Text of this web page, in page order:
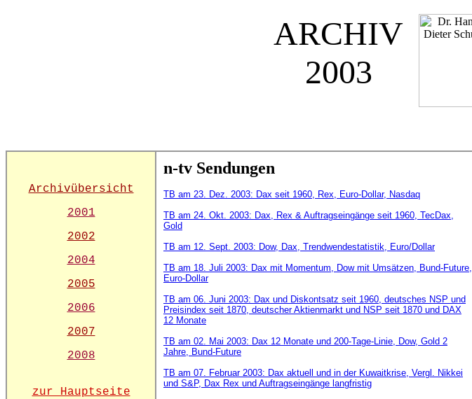
ARCHIV
2003
Archivübersicht
2001
2002
2004
2005
2006
2007
2008
zur Hauptseite
n-tv Sendungen
TB am 23. Dez. 2003: Dax seit 1960, Rex, Euro-Dollar, Nasdaq
TB am 24. Okt. 2003: Dax, Rex & Auftragseingänge seit 1960, TecDax,
Gold
TB am 12. Sept. 2003: Dow, Dax, Trendwendestatistik, Euro/Dollar
TB am 18. Juli 2003: Dax mit Momentum, Dow mit Umsätzen, Bund-Future,
Euro-Dollar
TB am 06. Juni 2003: Dax und Diskontsatz seit 1960, deutsches NSP und
Preisindex seit 1870, deutscher Aktienmarkt und NSP seit 1870 und DAX
12 Monate
TB am 02. Mai 2003: Dax 12 Monate und 200-Tage-Linie, Dow, Gold 2
Jahre, Bund-Future
TB am 07. Februar 2003: Dax aktuell und in der Kuwaitkrise, Vergl. Nikkei
und S&P, Dax Rex und Auftragseingänge langfristig